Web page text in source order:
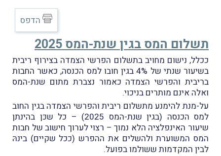
תשלום המס בגין שנת-המס 2025
ככלל, נישום מחויב בתשלום הפרשי הצמדה בצירוף ריבית
בשיעור שנתי של 4% בגין חובו למס הכנסה, כאשר החבות
בריבית והפרשי הצמדה כאמור נצברת מתום שנת-המס
ואלה אינם מותרים בניכוי.
על-מנת להימנע מתשלום ריבית והפרשי הצמדה בגין החוב
למס הכנסה (בגין שנת-המס 2025) – כל שכּן בהינתן
שיעור האינפלציה הלא נמוך – רצוי לערוך חישוב של חבות
המס המשוערת ולהשלים את ההפרש (ככל שקיים) בינהּ
לבין המקדמות ששולמו בפועל.